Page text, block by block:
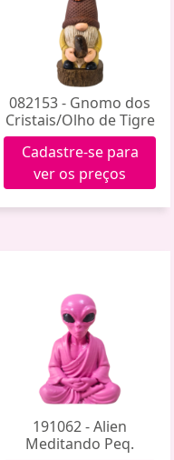
082153 - Gnomo dos
Cristais/Olho de Tigre
Cadastre-se para
ver os preços
191062 - Alien
Meditando Peq.